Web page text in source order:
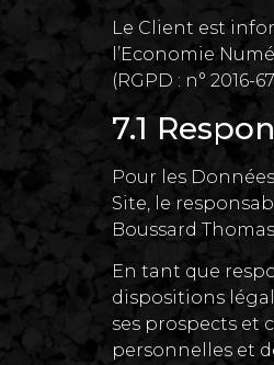
Le Client est
l’Economie
(RGPD : n° 2016-
7.1
Pour les
Site, le
Boussard
En tant que
dispositions
ses prospects et
personnelles et